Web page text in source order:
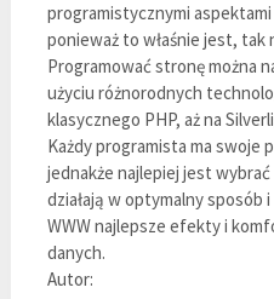
programistycznymi
ponieważ to właśnie jest, tak
Programować stronę można
użyciu różnorodnych
klasycznego PHP, aż na
Każdy programista ma swoje
jednakże najlepiej jest
działają w optymalny
WWW najlepsze efekty i
danych.
Autor: